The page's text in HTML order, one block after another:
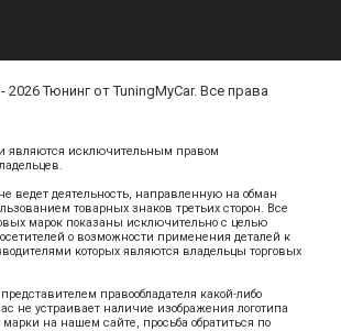
2026 Тюнинг от TuningMyCar. Все права
являются исключительным правом
ведет деятельность, направленную на обман
товарных знаков третьих сторон. Все
марок показаны исключительно с целью
о возможности применения деталей к
которых являются владельцы торговых
правообладателя какой-либо
не устраивает наличие изображения логотипа
марки на нашем сайте, просьба обратиться по